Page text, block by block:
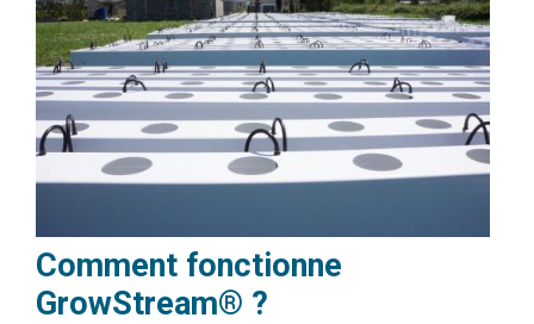
Comment fonctionne
GrowStream® ?